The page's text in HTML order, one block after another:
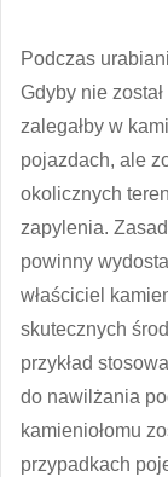
Podczas
Gdyby nie
zalegałby w
pojazdach, ale
okolicznych
zapylenia.
powinny
właściciel
skutecznych
przykład
do nawilżania
kamieniołomu
przypadkach